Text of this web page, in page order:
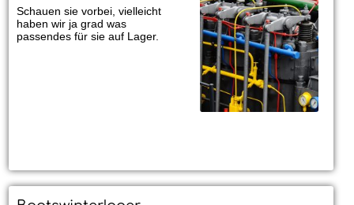
Schauen sie vorbei, vielleicht
haben wir ja grad was
passendes für sie auf Lager.